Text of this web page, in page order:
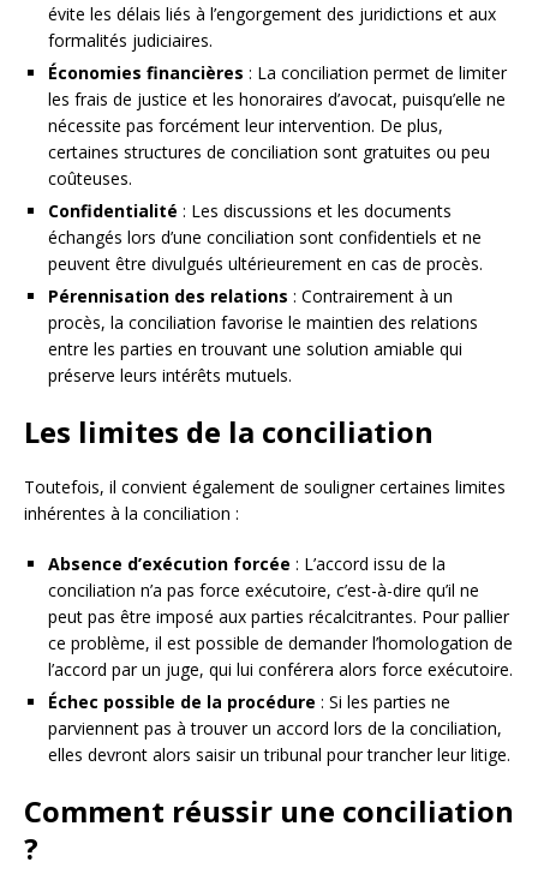
évite les délais liés à l’engorgement des juridictions et aux
formalités judiciaires.
Économies financières : La conciliation permet de limiter
les frais de justice et les honoraires d’avocat, puisqu’elle ne
nécessite pas forcément leur intervention. De plus,
certaines structures de conciliation sont gratuites ou peu
coûteuses.
Confidentialité : Les discussions et les documents
échangés lors d’une conciliation sont confidentiels et ne
peuvent être divulgués ultérieurement en cas de procès.
Pérennisation des relations : Contrairement à un
procès, la conciliation favorise le maintien des relations
entre les parties en trouvant une solution amiable qui
préserve leurs intérêts mutuels.
Les limites de la conciliation
Toutefois, il convient également de souligner certaines limites
inhérentes à la conciliation :
Absence d’exécution forcée : L’accord issu de la
conciliation n’a pas force exécutoire, c’est-à-dire qu’il ne
peut pas être imposé aux parties récalcitrantes. Pour pallier
ce problème, il est possible de demander l’homologation de
l’accord par un juge, qui lui conférera alors force exécutoire.
Échec possible de la procédure : Si les parties ne
parviennent pas à trouver un accord lors de la conciliation,
elles devront alors saisir un tribunal pour trancher leur litige.
Comment réussir une conciliation
?